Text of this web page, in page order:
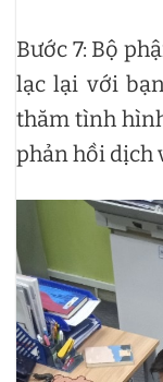
Bước 7: Bộ
lạc lại với
thăm tình
phản hồi dịch